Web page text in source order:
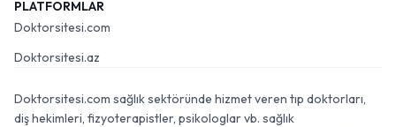
PLATFORMLAR
Doktorsitesi.com
Doktorsitesi.az
Doktorsitesi.com sağlık sektöründe hizmet veren tıp doktorları,
diş hekimleri, fizyoterapistler, psikologlar vb. sağlık